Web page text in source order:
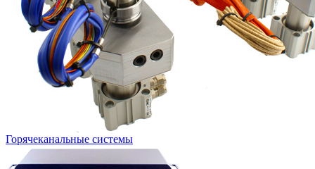
Горячеканальные системы